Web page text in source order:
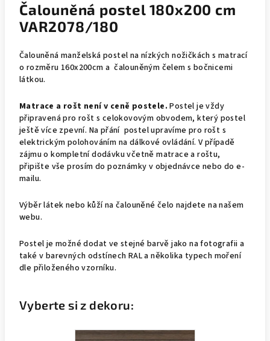
Čalouněná postel 180x200 cm
VAR2078/180
Čalouněná manželská postel na nízkých nožičkách s matrací
o rozměru 160x200cm a čalouněným čelem s bočnicemi
látkou.
Matrace a rošt není v ceně postele. Postel je vždy
připravená pro rošt s celokovovým obvodem, který postel
ještě více zpevní. Na přání postel upravíme pro rošt s
elektrickým polohováním na dálkové ovládání. V případě
zájmu o kompletní dodávku včetně matrace a roštu,
připište vše prosím do poznámky v objednávce nebo do e-
mailu.
Výběr látek nebo kůží na čalouněné čelo najdete na našem
webu.
Postel je možné dodat ve stejné barvě jako na fotografii a
také v barevných odstínech RAL a několika typech moření
dle přiloženého vzorníku.
Vyberte si z dekoru: